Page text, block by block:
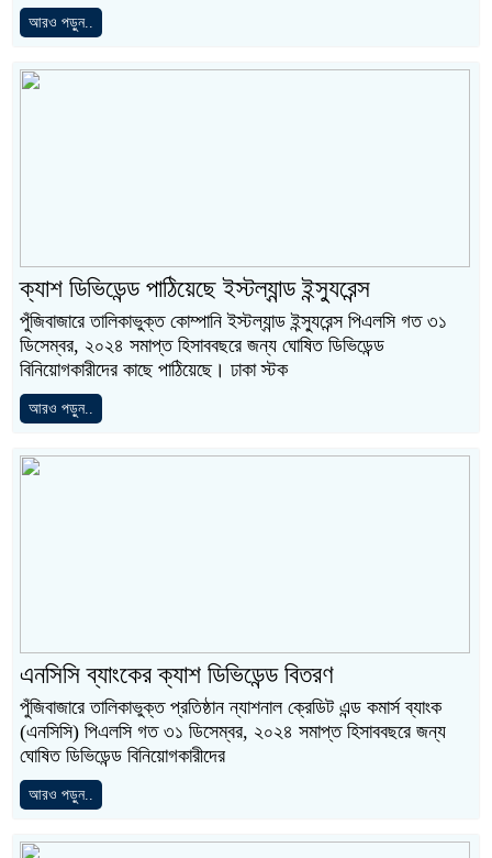
আরও পড়ুন..
ক্যাশ ডিভিডেন্ড পাঠিয়েছে ইস্টল্যান্ড ইন্স্যুরেন্স
পুঁজিবাজারে তালিকাভুক্ত কোম্পানি ইস্টল্যান্ড ইন্স্যুরেন্স পিএলসি গত ৩১
ডিসেম্বর, ২০২৪ সমাপ্ত হিসাববছরে জন্য ঘোষিত ডিভিডেন্ড
বিনিয়োগকারীদের কাছে পাঠিয়েছে। ঢাকা স্টক
আরও পড়ুন..
এনসিসি ব্যাংকের ক্যাশ ডিভিডেন্ড বিতরণ
পুঁজিবাজারে তালিকাভুক্ত প্রতিষ্ঠান ন্যাশনাল ক্রেডিট এন্ড কমার্স ব্যাংক
(এনসিসি) পিএলসি গত ৩১ ডিসেম্বর, ২০২৪ সমাপ্ত হিসাববছরে জন্য
ঘোষিত ডিভিডেন্ড বিনিয়োগকারীদের
আরও পড়ুন..